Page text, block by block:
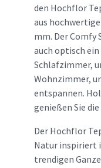
den Hochflor
aus
mm. Der Comfy
auch optisch
Schlafzimmer,
Wohnzimmer,
entspannen.
genießen Sie
Der Hochflor
Natur inspiriert
trendigen